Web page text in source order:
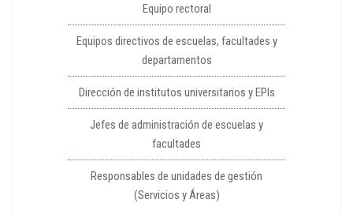
Equipo rectoral
Equipos directivos de escuelas, facultades y
departamentos
Dirección de institutos universitarios y EPIs
Jefes de administración de escuelas y
facultades
Responsables de unidades de gestión
(Servicios y Áreas)